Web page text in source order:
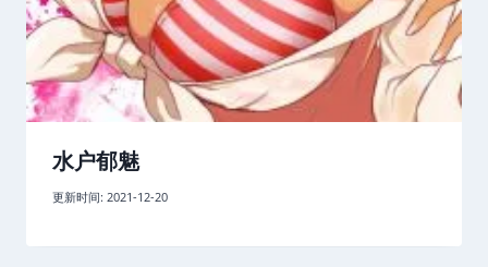
水户郁魅
更新时间: 2021-12-20